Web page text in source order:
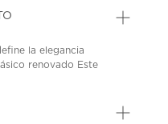
la elegancia
renovado Este